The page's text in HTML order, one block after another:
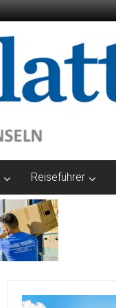
Reiseführer